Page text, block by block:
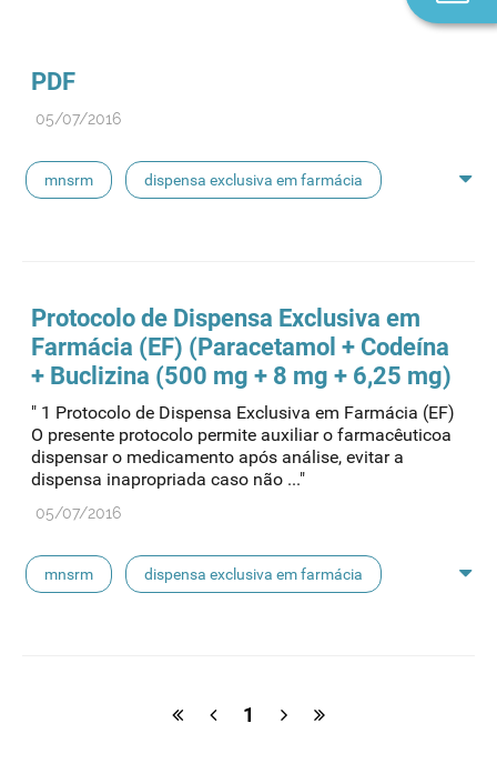
PDF
05/07/2016
mnsrm dispensa exclusiva em farmácia
pílula do dia seguinte ibuprofeno
paracetamol codeina buclizina picetoprofeno
contraceção de emergência amorolfina
Protocolo de Dispensa Exclusiva em
Farmácia (EF) (Paracetamol + Codeína
+ Buclizina (500 mg + 8 mg + 6,25 mg)
" 1 Protocolo de Dispensa Exclusiva em Farmácia (EF)
O presente protocolo permite auxiliar o farmacêuticoa
dispensar o medicamento após análise, evitar a
dispensa inapropriada caso não ..."
05/07/2016
mnsrm dispensa exclusiva em farmácia
1